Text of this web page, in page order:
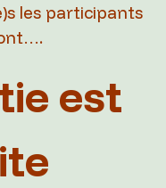
les participants
est